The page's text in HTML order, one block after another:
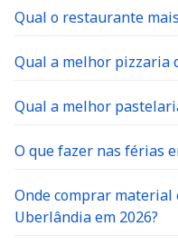
Qual o restaurante
Qual a melhor pizzaria
Qual a melhor
O que fazer nas férias
Onde comprar material
Uberlândia em 2026?